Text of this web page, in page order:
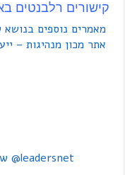
קישורים רלבנטים
מאמרים נוספים בנושא
אתר מכון מנהיגות –
@leadersnet